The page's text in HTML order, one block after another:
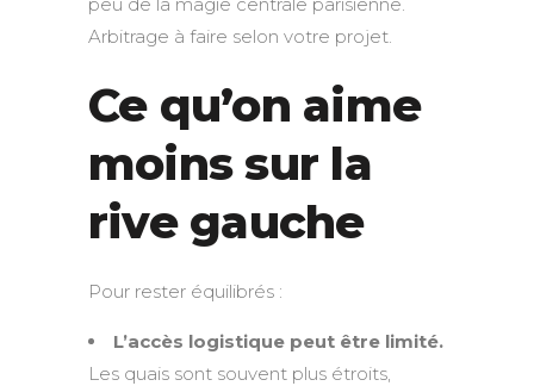
Arbitrage à faire selon votre projet.
Ce qu’on aime
moins sur la
rive gauche
Pour rester équilibrés :
L’accès logistique peut être limité.
Les quais sont souvent plus étroits,